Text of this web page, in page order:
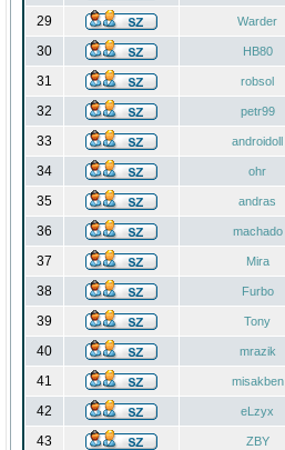
29 Warder
30 HB80
31 robsol
32 petr99
33 androidoll
34 ohr
35 andras
36 machado
37 Mira
38 Furbo
39 Tony
40 mrazik
41 misakben
42 eLzyx
43 ZBY